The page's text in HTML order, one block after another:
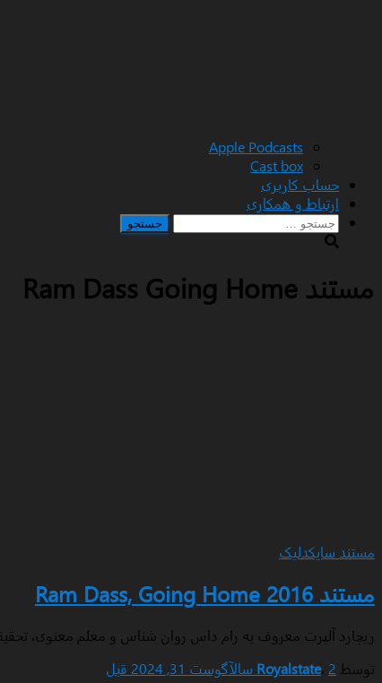
Apple Podcasts
Cast box
حساب کاربری
ارتباط و همکاری
جستجو
برای:
مستند Ram Dass Going Home
مستند سایکدلیک
مستند Ram Dass, Going Home 2016
ریچارد آلپرت معروف به رام داس روان شناس و معلم معنوی،
توسط
Royalstate، 2 سال آگوست 31, 2024 قبل